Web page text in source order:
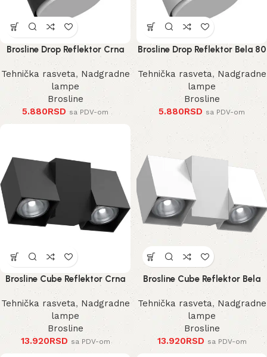
Brosline Drop Reflektor Crna
80 mm 100 mm
Tehnička rasveta, Nadgradne
lampe
Brosline
5.880RSD sa PDV-om
Brosline Drop Reflektor Bela 80
mm 100 mm
Tehnička rasveta, Nadgradne
lampe
Brosline
5.880RSD sa PDV-om
Brosline Cube Reflektor Crna
185 mm
Tehnička rasveta, Nadgradne
lampe
Brosline
13.920RSD sa PDV-om
Brosline Cube Reflektor Bela
185 mm
Tehnička rasveta, Nadgradne
lampe
Brosline
13.920RSD sa PDV-om